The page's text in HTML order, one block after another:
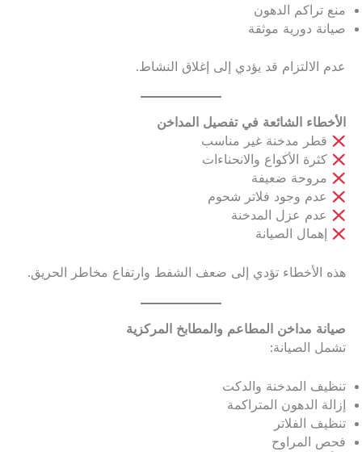
منع تراكم الدهون
صيانة دورية موثقة
عدم الالتزام قد يؤدي إلى إغلاق النشاط.
الأخطاء الشائعة في تفصيل المداخن
قطر مدخنة غير مناسب
كثرة الأكواع والانحناءات
مروحة ضعيفة
عدم وجود فلاتر شحوم
عدم عزل المدخنة
إهمال الصيانة
هذه الأخطاء تؤدي إلى ضعف الشفط وارتفاع مخاطر الحريق.
صيانة مداخن المطاعم والمطابخ المركزية
تشمل الصيانة:
تنظيف المدخنة والدكت
إزالة الدهون المتراكمة
تنظيف الفلاتر
فحص المراوح